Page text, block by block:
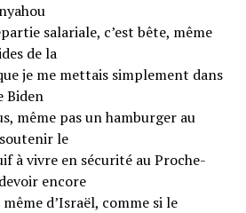
salariale, c’est bête, même
de la
je me mettais simplement dans
Biden
même pas un hamburger au
le
à vivre en sécurité au Proche-
encore
d’Israël, comme si le